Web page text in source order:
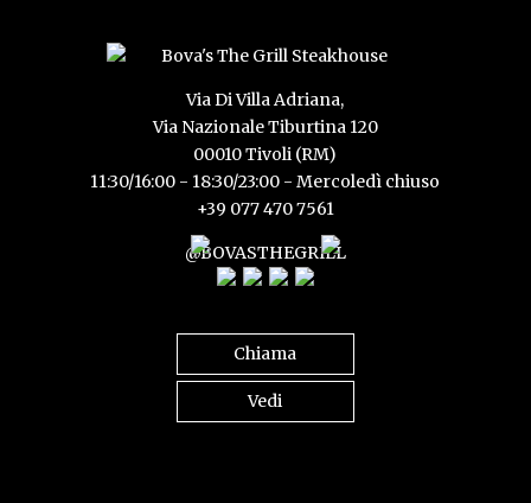
Via Di Villa Adriana,
Via Nazionale Tiburtina 120
00010 Tivoli (RM)
11:30/16:00 - 18:30/23:00 - Mercoledì chiuso
+39 077 470 7561
@BOVASTHEGRILL
Chiama
Vedi